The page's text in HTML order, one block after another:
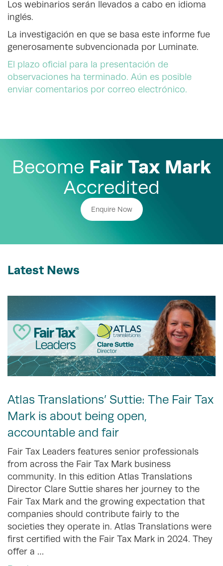
Los webinarios serán llevados a cabo en idioma
inglés.
La investigación en que se basa este informe fue
generosamente subvencionada por Luminate.
El plazo oficial para la presentación de
observaciones ha terminado. Aún es posible
enviar comentarios por correo electrónico.
Become Fair Tax Mark
Accredited
Enquire Now
Latest News
Atlas Translations’ Suttie: The Fair Tax
Mark is about being open,
accountable and fair
Fair Tax Leaders features senior professionals
from across the Fair Tax Mark business
community. In this edition Atlas Translations
Director Clare Suttie shares her journey to the
Fair Tax Mark and the growing expectation that
companies should contribute fairly to the
societies they operate in. Atlas Translations were
first certified with the Fair Tax Mark in 2024. They
offer a …